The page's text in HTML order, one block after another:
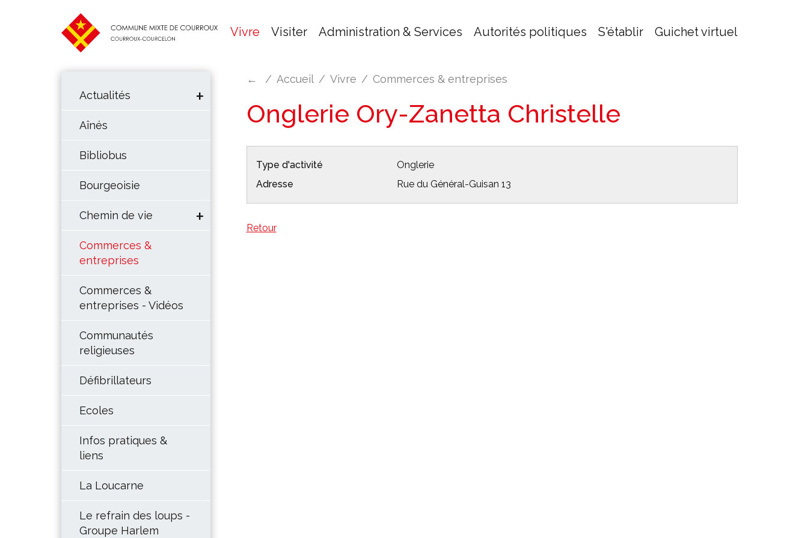
Vivre Visiter Administration & Services Autorités politiques S'établir Guichet virtuel
Actualités
Aînés
Bibliobus
Bourgeoisie
Chemin de vie
Commerces &
entreprises
Commerces &
entreprises - Vidéos
Communautés
religieuses
Défibrillateurs
Ecoles
Infos pratiques &
liens
La Loucarne
Le refrain des loups -
Groupe Harlem
← Accueil Vivre Commerces & entreprises
Onglerie Ory-Zanetta Christelle
Type d'activité
Onglerie
Adresse
Rue du Général-Guisan 13
Retour